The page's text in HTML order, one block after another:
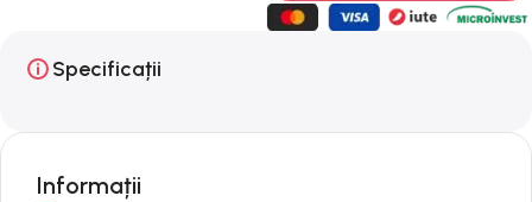
Specificații
Informații